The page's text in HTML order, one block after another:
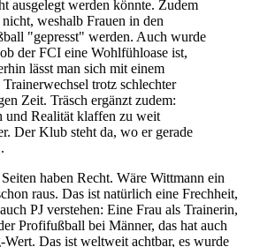
ausgelegt werden könnte. Zudem
nicht, weshalb Frauen in den
"gepresst" werden. Auch wurde
der FCI eine Wohlfühloase ist,
lässt man sich mit einem
trotz schlechter
Zeit. Träsch ergänzt zudem:
und Realität klaffen zu weit
Der Klub steht da, wo er gerade
haben Recht. Wäre Wittmann ein
raus. Das ist natürlich eine Frechheit,
PJ verstehen: Eine Frau als Trainerin,
Profifußball bei Männer, das hat auch
Das ist weltweit achtbar, es wurde